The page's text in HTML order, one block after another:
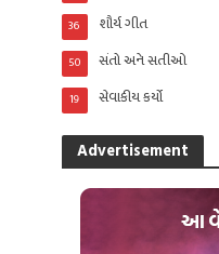
શૌર્ય ગીત
36
સંતો અને સતીઓ
50
સેવાકીય કર્યો
19
Advertisement